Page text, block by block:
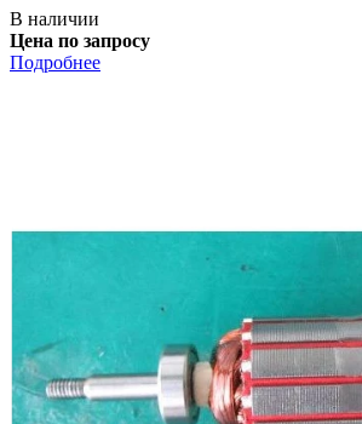
В наличии
Цена по запросу
Подробнее